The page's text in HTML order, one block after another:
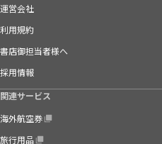
運営会社
利用規約
書店御担当者様へ
採用情報
関連サービス
海外航空券
旅行用品